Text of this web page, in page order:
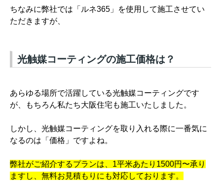
ちなみに弊社では「ルネ365」を使用して施工させてい
ただきますが、
光触媒コーティングの施工価格は？
あらゆる場所で活躍している光触媒コーティングです
が、もちろん私たち大阪住宅も施工いたしました。
しかし、光触媒コーティングを取り入れる際に一番気に
なるのは「価格」ですよね。
弊社がご紹介するプランは、1平米あたり1500円〜承り
ますし、無料お見積もりにも対応しております。